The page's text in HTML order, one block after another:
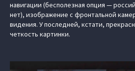
навигации (бесполезная опция —
нет), изображение с фронтальной
видения. У последней, кстати,
четкость картинки.